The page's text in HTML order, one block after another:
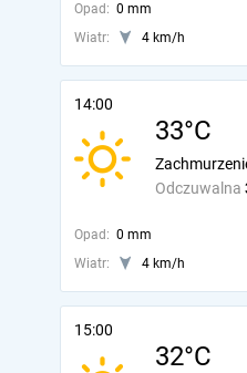
Opad: 0 mm
Wiatr:
4 km/h
14:00
33°C
Odczuwalna
Opad: 0 mm
Wiatr:
4 km/h
15:00
32°C